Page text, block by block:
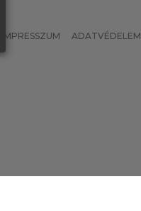
IMPRESSZUM ADATVÉDELEM